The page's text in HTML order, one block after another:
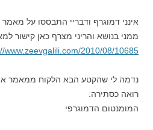
אינני דמוגרף ודבריי התבססו על
ממני בנושא והריני מצרף כאן קישור
www.zeevgalili.com/2010/08/10685
נדמה לי שהקטע הבא הלקוח ממאמר
רואה כסתירה:
המומנטום הדמוגרפי